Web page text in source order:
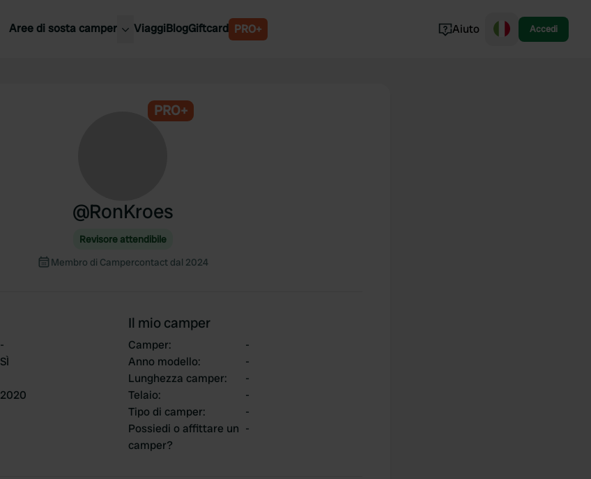
Aree di sosta camper ViaggiBlogGiftcard PRO+ Aiuto Accedi
PRO+
@RonKroes
Revisore attendibile
Membro di Campercontact dal 2024
-
SÌ
2020
Il mio camper
Camper:
-
Anno modello:
-
Lunghezza camper:
-
Telaio:
-
Tipo di camper:
-
Possiedi o affittare un
camper?
-